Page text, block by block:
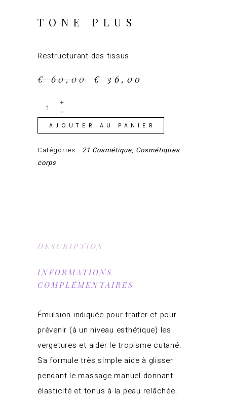
TONE PLUS
Restructurant des tissus
€60,00 Le
€ 60,00.
€ 36,00
€ 36,00.
plus
quantity
AJOUTER AU PANIER
Catégories : 21 Cosmétique, Cosmétiques
corps
DESCRIPTION
INFORMATIONS
COMPLÉMENTAIRES
Émulsion indiquée pour traiter et pour
prévenir (à un niveau esthétique) les
vergetures et aider le tropisme cutané.
Sa formule très simple aide à glisser
pendant le massage manuel donnant
élasticité et tonus à la peau relâchée.